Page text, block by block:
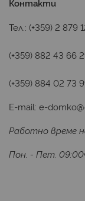
Контакти
Тел.: (+359) 2 879
(+359) 882 43 66
(+359) 884 02 73
E-mail: e-
Работно време
Пон. - Пет.